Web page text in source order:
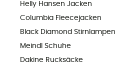
Helly Hansen Jacken
Columbia Fleecejacken
Black Diamond Stirnlampen
Meindl Schuhe
Dakine Rucksäcke